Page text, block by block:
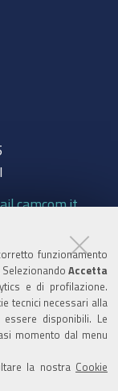
funzionamento
Accetta
e di profilazione.
tecnici necessari alla
disponibili. Le
momento dal menu
la nostra Cookie